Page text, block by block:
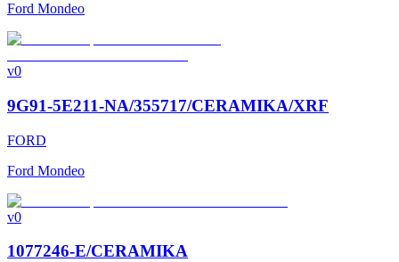
Ford Mondeo
v0
9G91-5E211-NA/355717/CERAMIKA/XRF
FORD
Ford Mondeo
v0
1077246-E/CERAMIKA